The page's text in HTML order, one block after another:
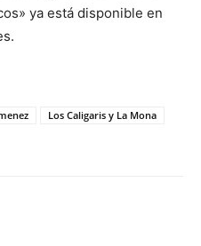
ya está disponible en
Los Caligaris y La Mona